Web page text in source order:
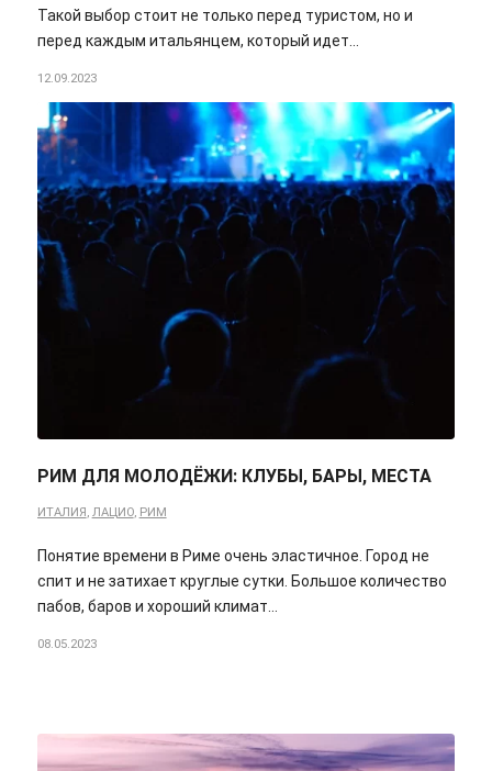
Такой выбор стоит не только перед туристом, но и
перед каждым итальянцем, который идет…
12.09.2023
РИМ ДЛЯ МОЛОДЁЖИ: КЛУБЫ, БАРЫ, МЕСТА
ИТАЛИЯ , ЛАЦИО, РИМ
Понятие времени в Риме очень эластичное. Город не
спит и не затихает круглые сутки. Большое количество
пабов, баров и хороший климат…
08.05.2023